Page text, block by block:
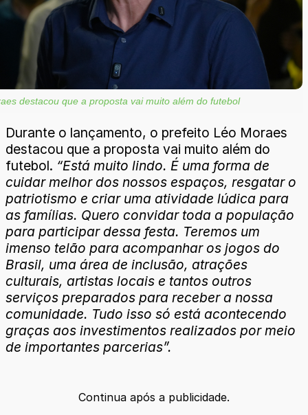
destacou que a proposta vai muito além do futebol
Durante o lançamento, o prefeito Léo Moraes
destacou que a proposta vai muito além do
futebol. “Está muito lindo. É uma forma de
cuidar melhor dos nossos espaços, resgatar o
patriotismo e criar uma atividade lúdica para
as famílias. Quero convidar toda a população
para participar dessa festa. Teremos um
imenso telão para acompanhar os jogos do
Brasil, uma área de inclusão, atrações
culturais, artistas locais e tantos outros
serviços preparados para receber a nossa
comunidade. Tudo isso só está acontecendo
graças aos investimentos realizados por meio
de importantes parcerias”.
Continua após a publicidade.